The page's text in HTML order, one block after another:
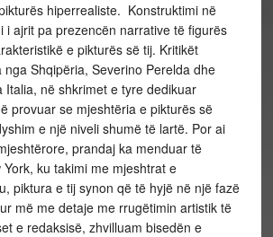
hiperrealiste. Konstruktimi në
i ajrit pa prezencën narrative të figurës
e pikturës së tij. Kritikët
nga Shqipëria, Severino Perelda dhe
Italia, në shkrimet e tyre dedikuar
provuar se mjeshtëria e pikturës së
e një niveli shumë të lartë. Por ai
prandaj ka menduar të
ku takimi me mjeshtrat e
piktura e tij synon që të hyjë në një fazë
më me detaje me rrugëtimin artistik të
e redaksisë, zhvilluam bisedën e